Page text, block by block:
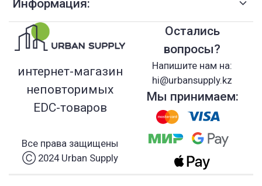
Информация:
интернет-магазин
неповторимых
EDC-товаров
Все права защищены
Ⓒ 2024 Urban Supply
Остались
вопросы?
Напишите нам на:
hi@urbansupply.kz
Мы принимаем: